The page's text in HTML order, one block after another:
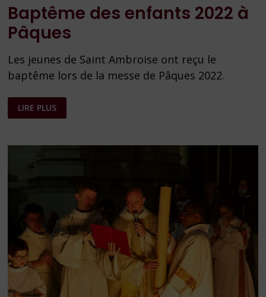
Baptême des enfants 2022 à
Pâques
Les jeunes de Saint Ambroise ont reçu le
baptême lors de la messe de Pâques 2022.
BAPTÊME
DES
ENFANTS
PÂQUES
LIRE PLUS